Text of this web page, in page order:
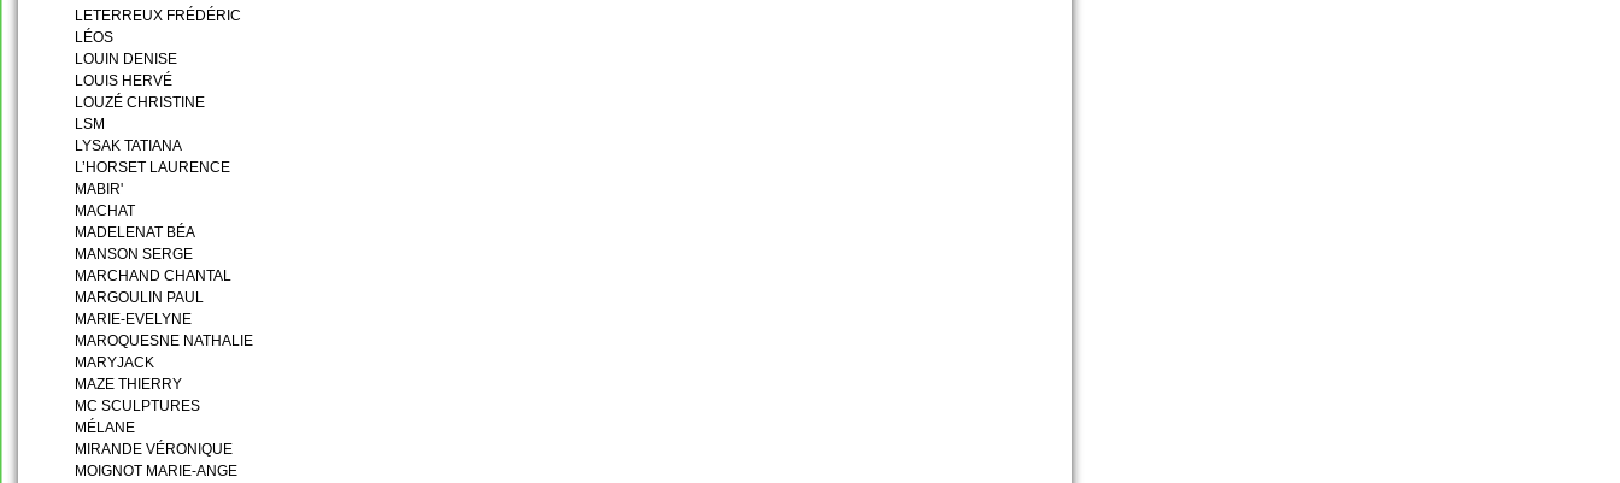
LETERREUX FRÉDÉRIC
LÉOS
LOUIN DENISE
LOUIS HERVÉ
LOUZÉ CHRISTINE
LSM
LYSAK TATIANA
L’HORSET LAURENCE
MABIR'
MACHAT
MADELENAT BÉA
MANSON SERGE
MARCHAND CHANTAL
MARGOULIN PAUL
MARIE-EVELYNE
MAROQUESNE NATHALIE
MARYJACK
MAZE THIERRY
MC SCULPTURES
MÉLANE
MIRANDE VÉRONIQUE
MOIGNOT MARIE-ANGE